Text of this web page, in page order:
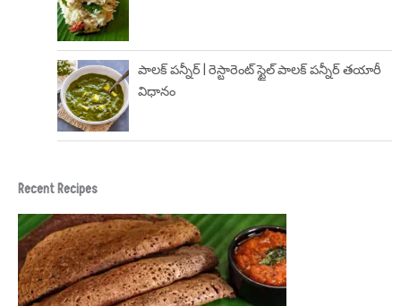
పాలక్ పన్నీర్ | రెస్టారెంట్ స్టైల్ పాలక్ పన్నీర్ తయారీ
విధానం
Recent Recipes